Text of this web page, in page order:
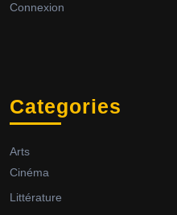
Connexion
Categories
Arts
Cinéma
Littérature